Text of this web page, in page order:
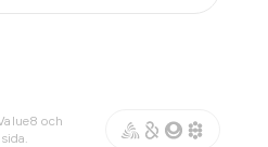
och